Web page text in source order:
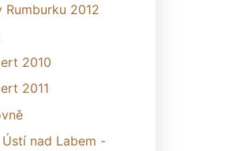
Rumburku 2012
2010
2011
nad Labem -